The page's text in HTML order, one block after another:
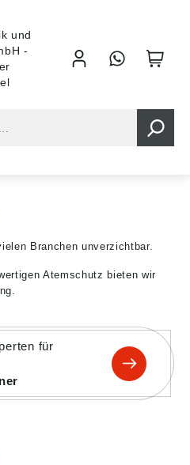
Branchen unverzichtbar.
Atemschutz bieten wir
für